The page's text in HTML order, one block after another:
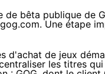
bêta publique de
Une étape
d'achat de jeux
les titres